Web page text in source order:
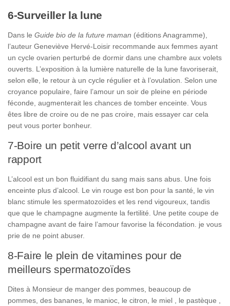
6-Surveiller la lune
Dans le Guide bio de la future maman (éditions Anagramme),
l’auteur Geneviève Hervé-Loisir recommande aux femmes ayant
un cycle ovarien perturbé de dormir dans une chambre aux volets
ouverts. L’exposition à la lumière naturelle de la lune favoriserait,
selon elle,
le retour à un cycle régulier et à l’ovulation. Selon une
croyance populaire, faire l’amour un soir de pleine en période
féconde, augmenterait les chances de tomber enceinte. Vous
êtes libre de croire ou de ne pas croire, mais essayer car cela
peut vous porter bonheur.
7-Boire un petit verre d’alcool avant un
rapport
L’alcool est un bon fluidifiant du sang mais sans abus. Une fois
enceinte plus d’alcool. Le vin rouge est bon pour la santé, le vin
blanc stimule les spermatozoïdes et les rend vigoureux, tandis
que que le champagne augmente la fertilité. Une petite coupe de
champagne avant de faire l’amour favorise la fécondation. je vous
prie de ne point abuser.
8-Faire le plein de vitamines pour de
meilleurs spermatozoïdes
Dites à Monsieur de manger des pommes, beaucoup de
pommes, des bananes, le manioc, le citron, le miel , le pastèque ,